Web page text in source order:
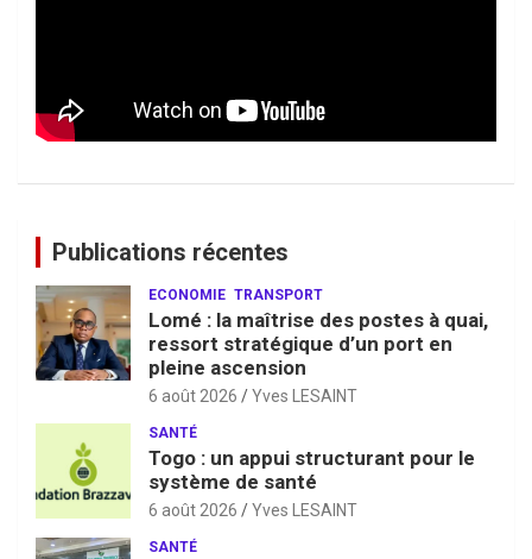
Publications récentes
ECONOMIE TRANSPORT
Lomé : la maîtrise des postes à quai,
ressort stratégique d’un port en
pleine ascension
6 août 2026 Yves LESAINT
SANTÉ
Togo : un appui structurant pour le
système de santé
6 août 2026 Yves LESAINT
SANTÉ